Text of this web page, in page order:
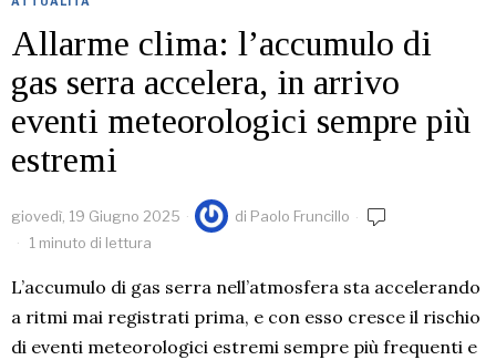
Allarme clima: l’accumulo di
gas serra accelera, in arrivo
eventi meteorologici sempre più
estremi
giovedì, 19 Giugno 2025 di Paolo Fruncillo
1 minuto di lettura
L’accumulo di gas serra nell’atmosfera sta accelerando
a ritmi mai registrati prima, e con esso cresce il rischio
di eventi meteorologici estremi sempre più frequenti e